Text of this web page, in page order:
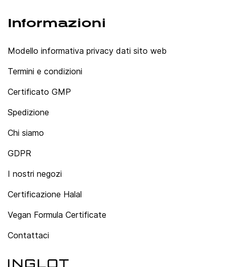
Informazioni
Modello informativa privacy dati sito web
Termini e condizioni
Certificato GMP
Spedizione
Chi siamo
GDPR
I nostri negozi
Certificazione Halal
Vegan Formula Certificate
Contattaci